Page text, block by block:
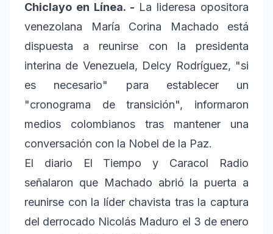
Chiclayo en Línea. - La lideresa opositora
venezolana María Corina Machado está
dispuesta a reunirse con la presidenta
interina de Venezuela, Delcy Rodríguez, "si
es necesario" para establecer un
"cronograma de transición", informaron
medios colombianos tras mantener una
conversación con la Nobel de la Paz.
El diario El Tiempo y Caracol Radio
señalaron que Machado abrió la puerta a
reunirse con la líder chavista tras la captura
del derrocado Nicolás Maduro el 3 de enero